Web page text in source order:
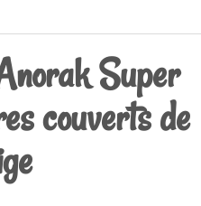
Super
couverts de